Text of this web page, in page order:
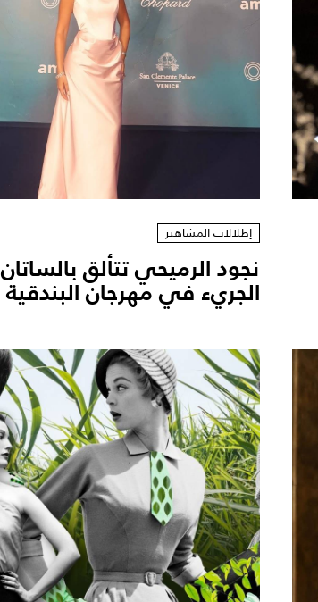
إطلالات المشاهير
نجود الرميحي تتألق بالساتان
الجريء في مهرجان البندقية